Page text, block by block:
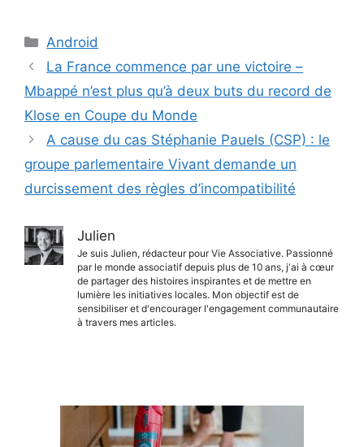
Catégories
Android
La France commence par une victoire –
Mbappé n’est plus qu’à deux buts du record de
Klose en Coupe du Monde
A cause du cas Stéphanie Pauels (CSP) : le
groupe parlementaire Vivant demande un
durcissement des règles d’incompatibilité
Julien
Je suis Julien, rédacteur pour Vie Associative. Passionné
par le monde associatif depuis plus de 10 ans, j'ai à cœur
de partager des histoires inspirantes et de mettre en
lumière les initiatives locales. Mon objectif est de
sensibiliser et d'encourager l'engagement communautaire
à travers mes articles.